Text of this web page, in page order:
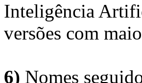
Inteligência
versões com
6) Nomes